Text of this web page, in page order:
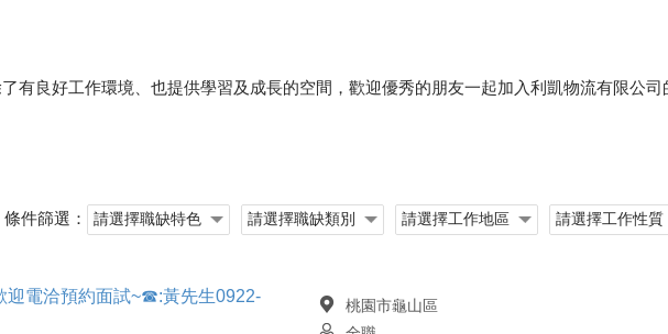
有良好工作環境、也提供學習及成長的空間，歡迎優秀的朋友一起加入利凱物流有限公司
條件篩選：
電洽預約面試~☎:黃先生0922-
桃園市龜山區